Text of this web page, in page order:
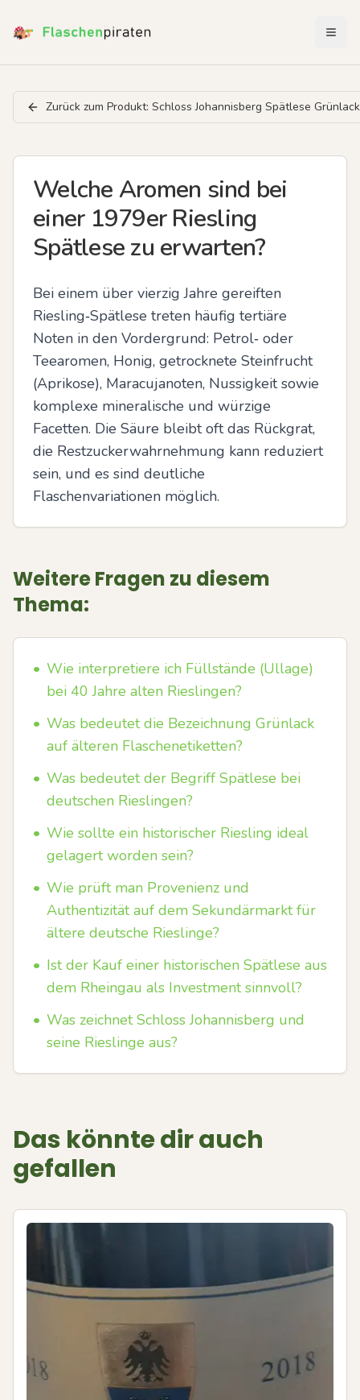
Zurück zum Produkt: Schloss Johannisberg Spätlese
Welche Aromen sind bei
einer 1979er Riesling
Spätlese zu erwarten?
Bei einem über vierzig Jahre gereiften
Riesling‑Spätlese treten häufig tertiäre
Noten in den Vordergrund: Petrol‑ oder
Teearomen, Honig, getrocknete Steinfrucht
(Aprikose), Maracujanoten, Nussigkeit sowie
komplexe mineralische und würzige
Facetten. Die Säure bleibt oft das Rückgrat,
die Restzuckerwahrnehmung kann reduziert
sein, und es sind deutliche
Flaschenvariationen möglich.
Weitere Fragen zu diesem
Thema:
• Wie interpretiere ich Füllstände (Ullage)
bei 40 Jahre alten Rieslingen?
• Was bedeutet die Bezeichnung Grünlack
auf älteren Flaschenetiketten?
• Was bedeutet der Begriff Spätlese bei
deutschen Rieslingen?
• Wie sollte ein historischer Riesling ideal
gelagert worden sein?
• Wie prüft man Provenienz und
Authentizität auf dem Sekundärmarkt für
ältere deutsche Rieslinge?
• Ist der Kauf einer historischen Spätlese aus
dem Rheingau als Investment sinnvoll?
• Was zeichnet Schloss Johannisberg und
seine Rieslinge aus?
Das könnte dir auch
gefallen